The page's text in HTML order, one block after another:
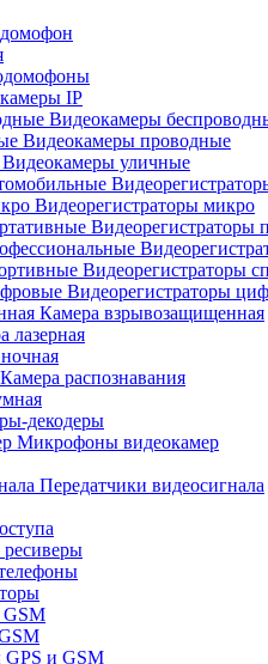
IP
Видеокамеры
Видеокамеры проводные
Видеокамеры уличные
Видеорегистраторы микро
Видеорегистраторы
Видеорегистраторы
Видеорегистраторы
Камера взрывозащищенная
лазерная
Камера распознавания
декодеры
Микрофоны видеокамер
Передатчики видеосигнала
GPS и GSM